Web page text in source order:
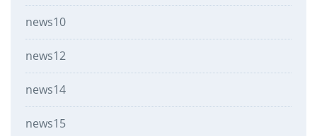
news10
news12
news14
news15